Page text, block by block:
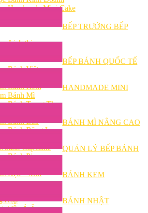
Handmade Mini Cake
– Lịch thi
Bánh Việt
Bánh Kem
Bánh Mì
Bánh Trung Thu
Bánh Bao
Bánh Bông Lan
bánh CupCake
Bánh Pizza
Kẹo – Mứt
Hợp
Á Âu
BẾP TRƯỞNG BẾP
BẾP BÁNH QUỐC TẾ
HANDMADE MINI
BÁNH MÌ NÂNG CAO
QUẢN LÝ BẾP BÁNH
BÁNH KEM
BÁNH NHẬT